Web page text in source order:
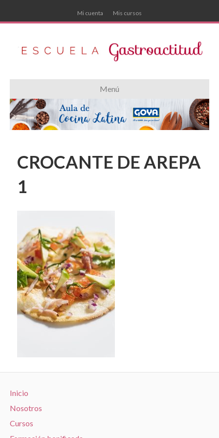
Mi cuenta Mis cursos
Menú
CROCANTE DE AREPA
1
Inicio
Nosotros
Cursos